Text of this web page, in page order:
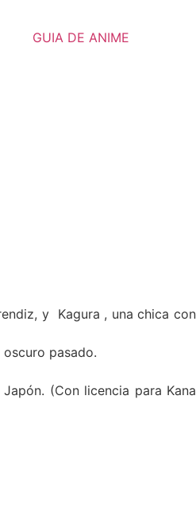
GUIA DE ANIME
y
Kagura , una chica con
pasado.
(Con licencia para Kana